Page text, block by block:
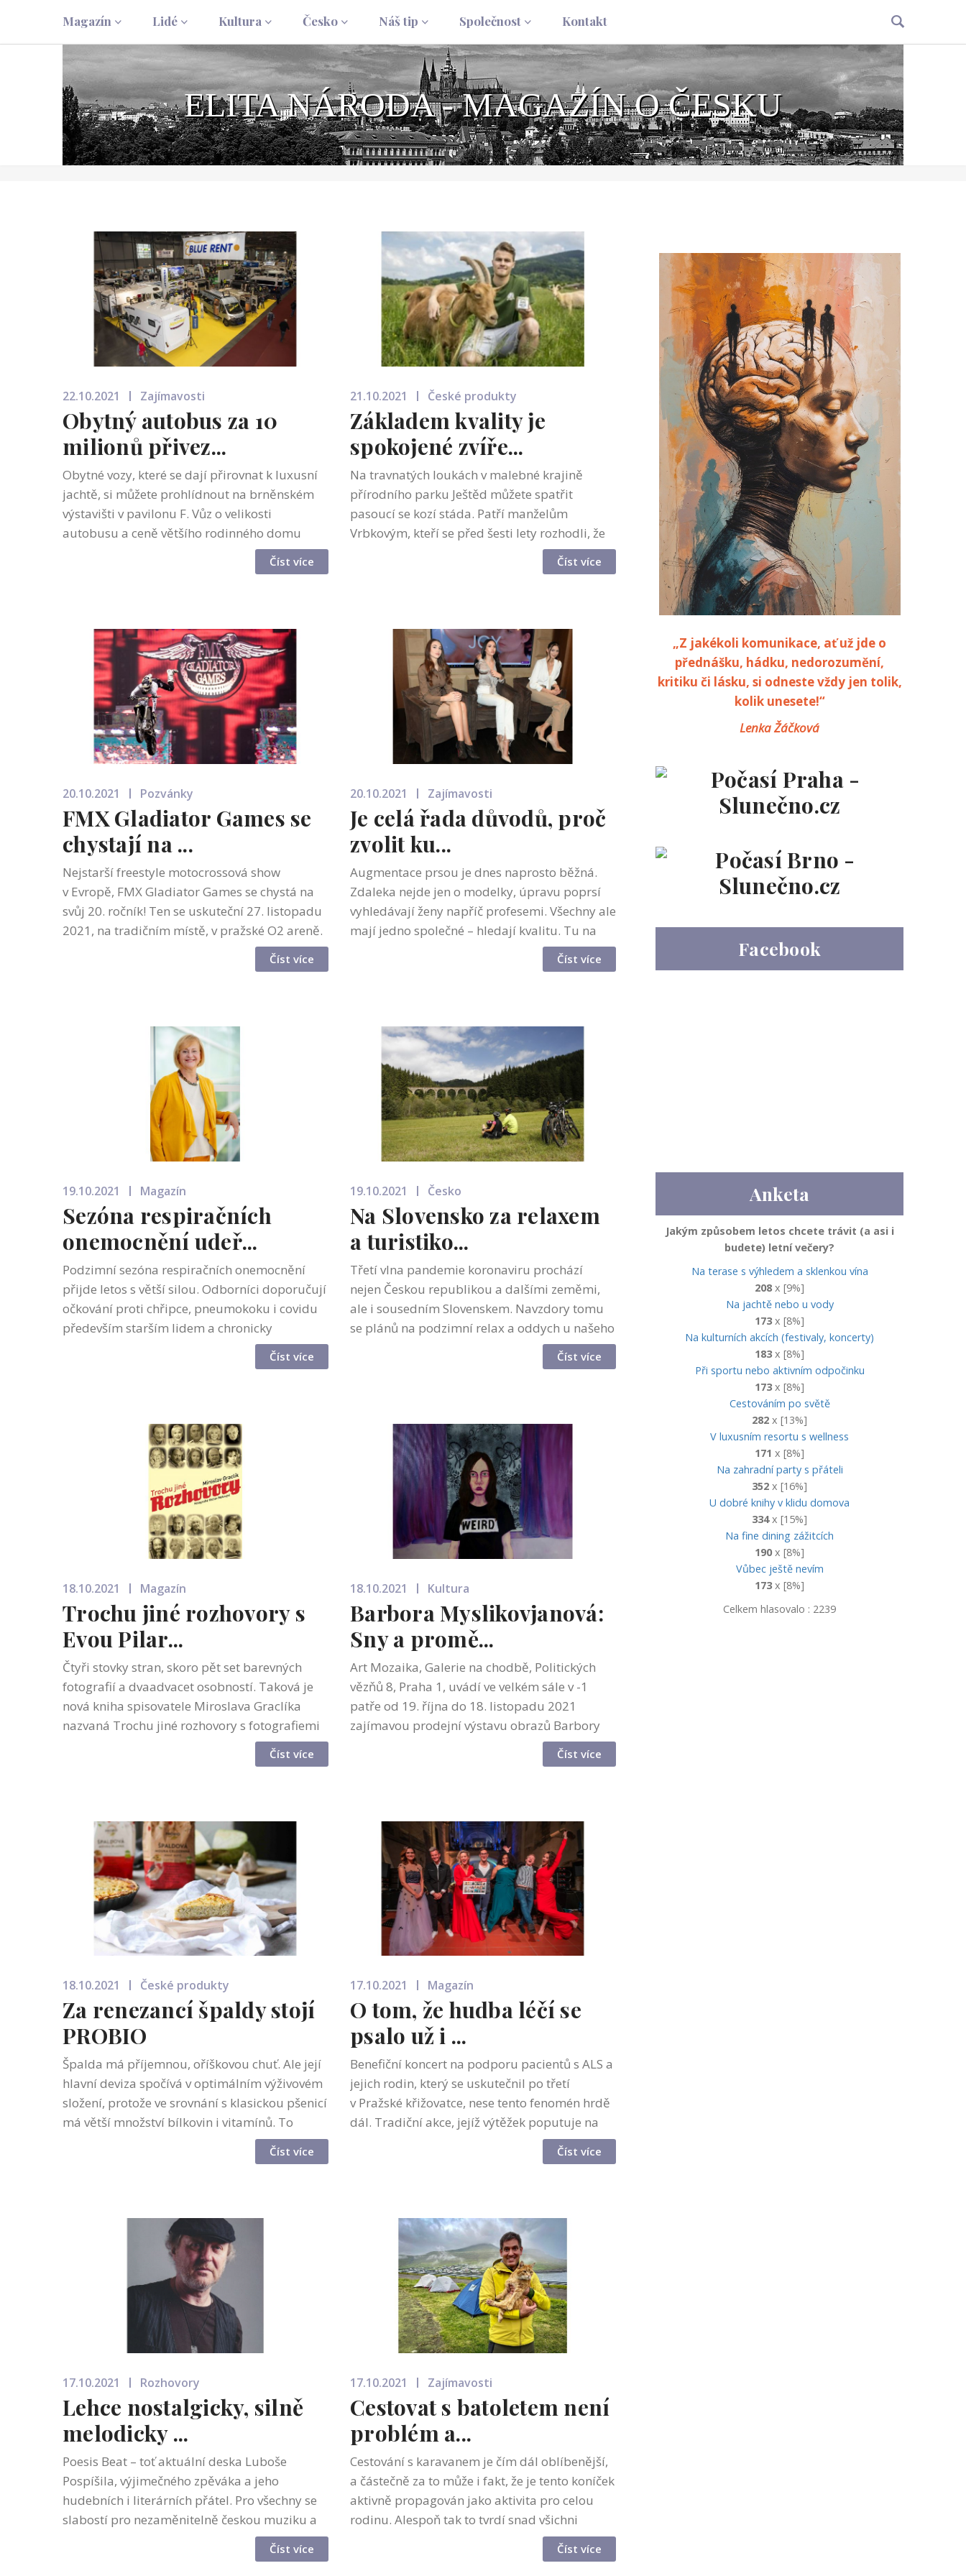
Magazín Lidé Kultura Česko Náš tip Společnost Kontakt
ELITA NÁRODA - MAGAZÍN O ČESKU
22.10.2021 Zajímavosti
Obytný autobus za 10
milionů přivez...
Obytné vozy, které se dají přirovnat k luxusní
jachtě, si můžete prohlídnout na brněnském
výstavišti v pavilonu F. Vůz o velikosti
autobusu a ceně většího rodinného domu
vyrábí firma Concorde najdete na výstavní
ploše firmy Blue Rent. Blue Rent na v...
Číst více
21.10.2021 České produkty
Základem kvality je
spokojené zvíře...
Na travnatých loukách v malebné krajině
přírodního parku Ještěd můžete spatřit
pasoucí se kozí stáda. Patří manželům
Vrbkovým, kteří se před šesti lety rozhodli, že
skončí se stávajícími zaměstnáními a založí si
kozí farmu. Nyní produkují kozí mléko ...
Číst více
20.10.2021 Pozvánky
FMX Gladiator Games se
chystají na ...
Nejstarší freestyle motocrossová show
v Evropě, FMX Gladiator Games se chystá na
svůj 20. ročník! Ten se uskuteční 27. listopadu
2021, na tradičním místě, v pražské O2 areně.
Fanoušci se mohou těšit na velkolepé oslavy
Číst více
20.10.2021 Zajímavosti
Je celá řada důvodů, proč
zvolit ku...
Augmentace prsou je dnes naprosto běžná.
Zdaleka nejde jen o modelky, úpravu poprsí
vyhledávají ženy napříč profesemi. Všechny ale
mají jedno společné – hledají kvalitu. Tu na
českém trhu nabízejí ergonomické prsní
implantáty MOTIVA. Proč jsou opravd...
Číst více
19.10.2021 Magazín
Sezóna respiračních
onemocnění udeř...
Podzimní sezóna respiračních onemocnění
přijde letos s větší silou. Odborníci doporučují
očkování proti chřipce, pneumokoku i covidu
především starším lidem a chronicky
nemocným. Obavy z aplikace několika
očkovacích vakcín v jednom roce považují za
Číst více
19.10.2021 Česko
Na Slovensko za relaxem
a turistiko...
Třetí vlna pandemie koronaviru prochází
nejen Českou republikou a dalšími zeměmi,
ale i sousedním Slovenskem. Navzdory tomu
se plánů na podzimní relax a oddych u našeho
nejbližšího souseda nemusíme vzdávat. Stačí
se zorientovat v barvách místního cov...
Číst více
18.10.2021 Magazín
Trochu jiné rozhovory s
Evou Pilar...
Čtyři stovky stran, skoro pět set barevných
fotografií a dvaadvacet osobností. Taková je
nová kniha spisovatele Miroslava Graclíka
nazvaná Trochu jiné rozhovory s fotografiemi
Václava Nekvapila. Trochu jiné rozhovory totiž
Číst více
18.10.2021 Kultura
Barbora Myslikovjanová:
Sny a promě...
Art Mozaika, Galerie na chodbě, Politických
vězňů 8, Praha 1, uvádí ve velkém sále v -1
patře od 19. října do 18. listopadu 2021
zajímavou prodejní výstavu obrazů Barbory
Myslikovjanové: Sny a proměny. Na výstavě
představujeme větší obrazy současné ...
Číst více
18.10.2021 České produkty
Za renezancí špaldy stojí
PROBIO
Špalda má příjemnou, oříškovou chuť. Ale její
hlavní deviza spočívá v optimálním výživovém
složení, protože ve srovnání s klasickou pšenicí
má větší množství bílkovin i vitamínů. To
podstatné je ovšem lepek. Stále více lidí začíná
Číst více
17.10.2021 Magazín
O tom, že hudba léčí se
psalo už i ...
Benefiční koncert na podporu pacientů s ALS a
jejich rodin, který se uskutečnil po třetí
v Pražské křižovatce, nese tento fenomén hrdě
dál. Tradiční akce, jejíž výtěžek poputuje na
osobní asistenci pro pacienty a pomoc pro
Číst více
17.10.2021 Rozhovory
Lehce nostalgicky, silně
melodicky ...
Poesis Beat – toť aktuální deska Luboše
Pospíšila, výjimečného zpěváka a jeho
hudebních i literárních přátel. Pro všechny se
slabostí pro nezaměnitelně českou muziku a
nevatová slova v textech šance příjemně
bilancovat. Supraphonské album mělo
Číst více
17.10.2021 Zajímavosti
Cestovat s batoletem není
problém a...
Cestování s karavanem je čím dál oblíbenější,
a částečně za to může i fakt, že je tento koníček
aktivně propagován jako aktivita pro celou
rodinu. Alespoň tak to tvrdí snad všichni
výrobci karavanů, co znám. „Z vlastní
Číst více
„Z jakékoli komunikace, ať už jde o
přednášku, hádku, nedorozumění,
kritiku či lásku, si odneste vždy jen tolik,
kolik unesete!“
Lenka Žáčková
Facebook
Anketa
Jakým způsobem letos chcete trávit (a asi i
budete) letní večery?
Na terase s výhledem a sklenkou vína
208 x [9%]
Na jachtě nebo u vody
173 x [8%]
Na kulturních akcích (festivaly, koncerty)
183 x [8%]
Při sportu nebo aktivním odpočinku
173 x [8%]
Cestováním po světě
282 x [13%]
V luxusním resortu s wellness
171 x [8%]
Na zahradní party s přáteli
352 x [16%]
U dobré knihy v klidu domova
334x [15%]
Na fine dining zážitcích
190 x [8%]
Vůbec ještě nevím
173 x [8%]
Celkem hlasovalo : 2239